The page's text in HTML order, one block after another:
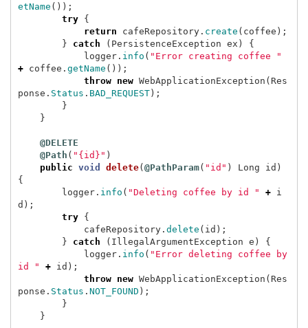
etName ());
try
{
return
cafeRepository. create ( coffee );
}
catch ( PersistenceException ex )
{
logger. info ( "Error creating coffee "
+
coffee . getName ());
throw
new WebApplicationException ( Res
ponse . Status . BAD_REQUEST);
}
}
@DELETE
@Path ( "{id}" )
public void delete( @PathParam( "id" ) Long id )
{
logger. info ( "Deleting coffee by id " +
i
d );
try
{
cafeRepository. delete ( id );
}
catch ( IllegalArgumentException e )
{
logger. info ( "Error deleting coffee by
id "
+ id );
throw
new WebApplicationException ( Res
ponse . Status . NOT_FOUND );
}
}